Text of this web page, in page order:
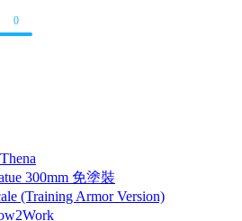
0
300mm 免塗裝
(Training Armor Version)